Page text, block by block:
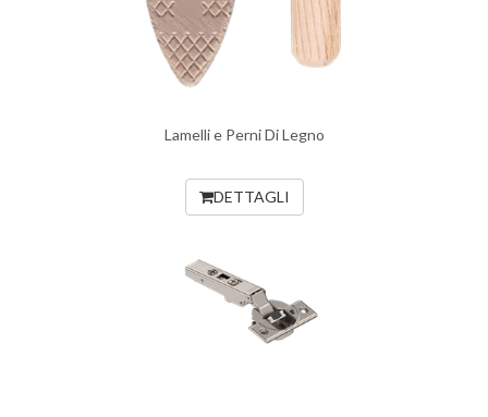
Lamelli e Perni Di Legno
DETTAGLI